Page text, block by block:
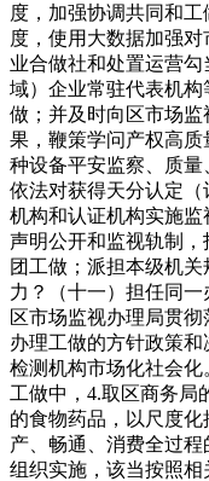
度，加强协调共同和
度，使用大数据加强
业合做社和处置运营
域）企业常驻代表机
做；并及时向区市场
果，鞭策学问产权高
种设备平安监察、质量
依法对获得天分认定
机构和认证机构实施
声明公开和监视轨制
团工做；派担本级机
力？（十一）担任同一
区市场监视办理局贯
办理工做的方针政策
检测机构市场化社会
工做中，4.取区商务局
的食物药品，以尺度
产、畅通、消费全过
组织实施，该当按照相